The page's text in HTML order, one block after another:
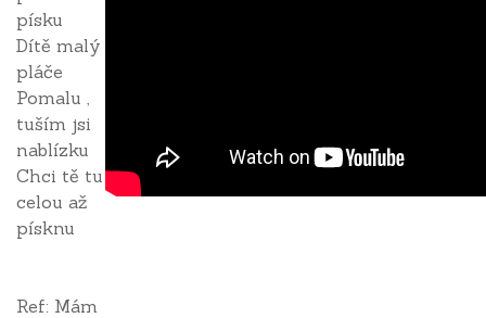
písku
Dítě malý
pláče
Pomalu ,
tuším jsi
nablízku
Chci tě tu
celou až
písknu
Ref: Mám